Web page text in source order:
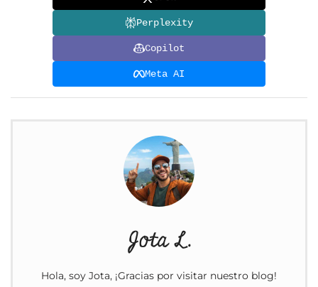
Perplexity
Copilot
Meta AI
Jota L.
Hola, soy Jota, ¡Gracias por visitar nuestro blog!